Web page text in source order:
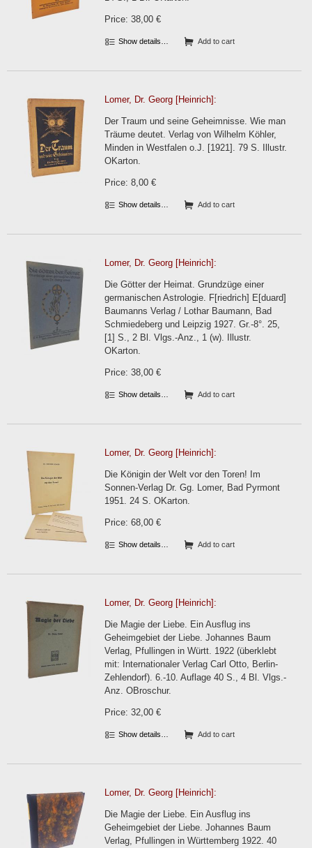
Price: 38,00 €
Show details… Add to cart
Lomer, Dr. Georg [Heinrich]:
Der Traum und seine Geheimnisse. Wie man
Träume deutet. Verlag von Wilhelm Köhler,
Minden in Westfalen o.J. [1921]. 79 S. Illustr.
OKarton.
Price: 8,00 €
Show details… Add to cart
Lomer, Dr. Georg [Heinrich]:
Die Götter der Heimat. Grundzüge einer
germanischen Astrologie. F[riedrich] E[duard]
Baumanns Verlag / Lothar Baumann, Bad
Schmiedeberg und Leipzig 1927. Gr.-8°. 25,
[1] S., 2 Bl. Vlgs.-Anz., 1 (w). Illustr.
OKarton.
Price: 38,00 €
Show details… Add to cart
Lomer, Dr. Georg [Heinrich]:
Die Königin der Welt vor den Toren! Im
Sonnen-Verlag Dr. Gg. Lomer, Bad Pyrmont
1951. 24 S. OKarton.
Price: 68,00 €
Show details… Add to cart
Lomer, Dr. Georg [Heinrich]:
Die Magie der Liebe. Ein Ausflug ins
Geheimgebiet der Liebe. Johannes Baum
Verlag, Pfullingen in Württ. 1922 (überklebt
mit: Internationaler Verlag Carl Otto, Berlin-
Zehlendorf). 6.-10. Auflage 40 S., 4 Bl. Vlgs.-
Anz. OBroschur.
Price: 32,00 €
Show details… Add to cart
Lomer, Dr. Georg [Heinrich]:
Die Magie der Liebe. Ein Ausflug ins
Geheimgebiet der Liebe. Johannes Baum
Verlag, Pfullingen in Württemberg 1922. 40